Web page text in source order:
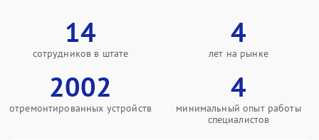
14
сотрудников в штате
4
лет на рынке
2002
отремонтированных устройств
4
минимальный опыт работы
специалистов